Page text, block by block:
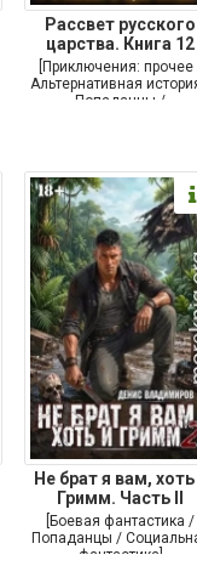
Рассвет русского
царства. Книга 12
[Приключения: прочее
Альтернативная
Попаданцы /
Не брат я вам, хоть
Гримм. Часть II
[Боевая фантастика /
Попаданцы /
фантастика]